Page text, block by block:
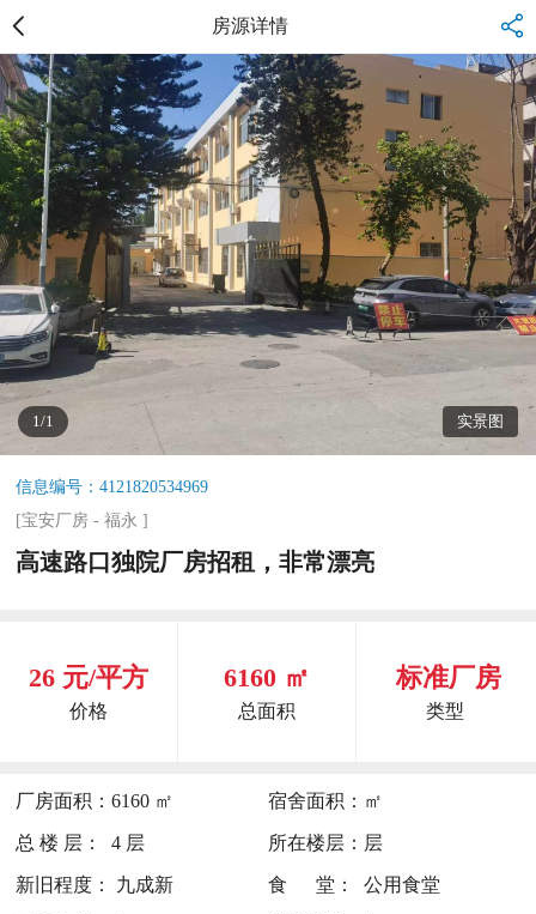
房源详情
1/1 实景图
信息编号：4121820534969
[宝安厂房 -福永 ]
高速路口独院厂房招租，非常漂亮
26 元/平方
价格
6160 ㎡
总面积
标准厂房
类型
厂房面积：6160 ㎡ 宿舍面积： ㎡
总 楼 层： 4 层 所在楼层： 层
新旧程度： 九成新 食 堂： 公用食堂